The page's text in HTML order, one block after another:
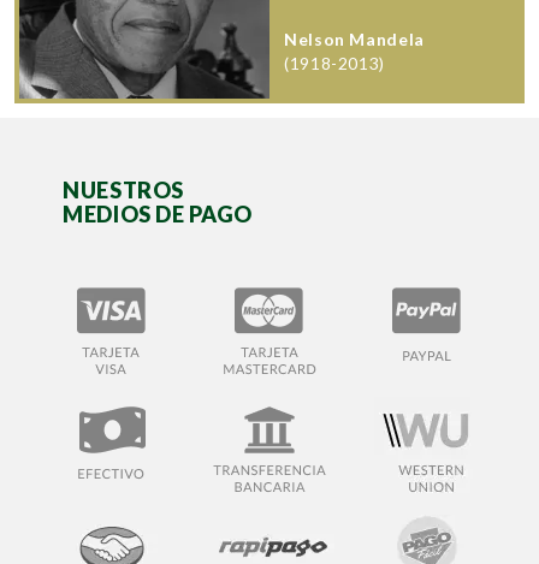
Nelson Mandela
(1918-2013)
NUESTROS
MEDIOS DE PAGO